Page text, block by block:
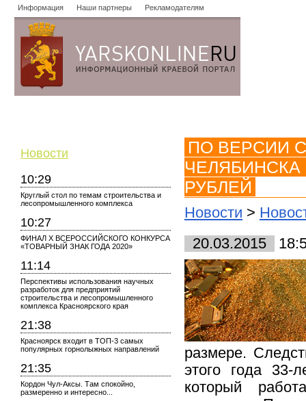
Информация Наши партнеры Рекламодателям
Новости
10:29
Круглый стол по темам строительства и
лесопромышленного комплекса
10:27
ФИНАЛ X ВСЕРОССИЙСКОГО КОНКУРСА
«ТОВАРНЫЙ ЗНАК ГОДА 2020»
11:14
Перспективы использования научных
разработок для предприятий
строительства и лесопромышленного
комплекса Красноярского края
21:38
Красноярск входит в ТОП-3 самых
популярных горнолыжных направлений
21:35
Кордон Чул-Аксы. Там спокойно,
размеренно и интересно...
ПО ВЕРСИИ
РУБЛЕЙ
Новости >
20.03.2015
размере.
этого года 33-
который